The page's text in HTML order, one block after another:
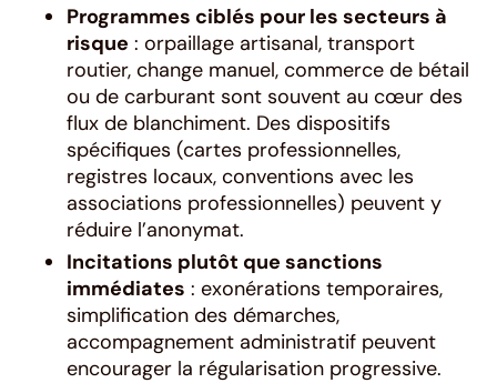
Programmes ciblés pour les secteurs à
risque : orpaillage artisanal, transport
routier, change manuel, commerce de bétail
ou de carburant sont souvent au cœur des
flux de blanchiment. Des dispositifs
spécifiques (cartes professionnelles,
registres locaux, conventions avec les
associations professionnelles) peuvent y
réduire l’anonymat.
Incitations plutôt que sanctions
immédiates : exonérations temporaires,
simplification des démarches,
accompagnement administratif peuvent
encourager la régularisation progressive.